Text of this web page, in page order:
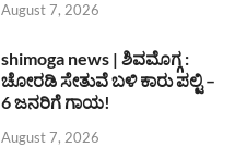
August 7, 2026
shimoga news | ಶಿವಮೊಗ್ಗ :
ಚೋರಡಿ ಸೇತುವೆ ಬಳಿ ಕಾರು ಪಲ್ಟಿ –
6 ಜನರಿಗೆ ಗಾಯ!
August 7, 2026